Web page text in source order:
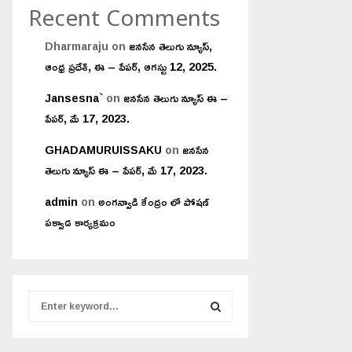
Recent Comments
Dharmaraju onజనసేన తెలుగు న్యూస్,
ఆంధ్ర ప్రదేశ్, ఈ – పేపర్, ఆగస్టు 12, 2025.
Jansesna`onజనసేన తెలుగు న్యూస్ ఈ –
పేపర్, మే 17, 2023.
GHADAMURUISSAKU onజనసేన
తెలుగు న్యూస్ ఈ – పేపర్, మే 17, 2023.
admin onఅంగన్వాడి కేంద్రం లో పోషణ్
పక్వాడ కార్యక్రమం